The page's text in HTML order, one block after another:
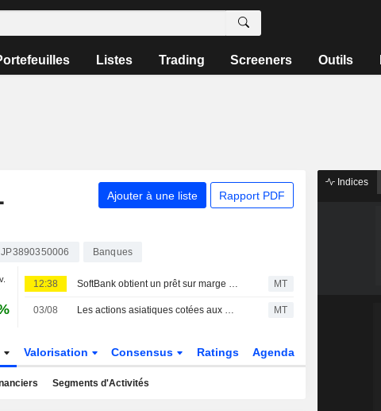
Listes Trading Screeners Outils
Ajouter à une liste Rapport PDF
JP3890350006 Banques
12:38 SoftBank obtient un prêt sur marge de 10 milliards de dollars adossé à sa participation dans OpenAI MT
03/08 Les actions asiatiques cotées aux États-Unis sous forme d'ADR progressent légèrement lors de la séance de lundi MT
Valorisation Consensus Ratings Agenda
Segments d'Activités
Indices